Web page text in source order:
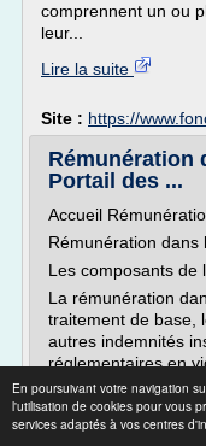
En poursuivant votre navigation
l'utilisation de cookies pour vous
services adaptés à vos centres
comprennent un ou
leur...
Lire la suite
Site : https://
Rémunération
Portail des ...
Accueil
Rémunération dans
Les composants de
La rémunération
traitement de base,
autres indemnités
réglementaires en
Le traitement de
Est la partie...